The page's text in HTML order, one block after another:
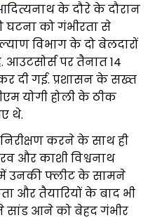
के दौरे के दौरान
को गंभीरता से
विभाग के दो बेलदारों
पर तैनात 14
दी गई. प्रशासन के सख्त
योगी होली के ठीक
थे.
करने के साथ ही
और काशी विश्वनाथ
उनकी फ्लीट के सामने
और तैयारियों के बाद भी
सांड आने को बेहद गंभीर